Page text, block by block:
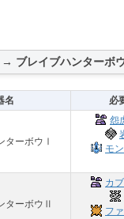
ブレイブハンターボ
名 必
ターボウⅠ
怨
モ
ターボウⅡ
カ
フ